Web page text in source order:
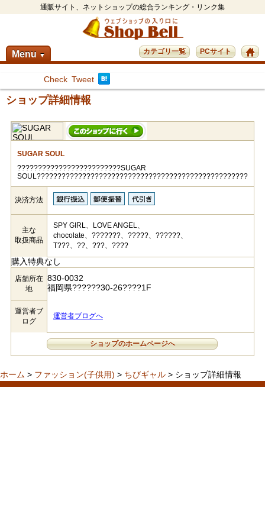
通販サイト、ネットショップの総合ランキング・リンク集
Menu ▼ PCサイト
カテゴリ一覧
Check Tweet
ショップ詳細情報
SUGAR SOUL
?????????????????????????SUGAR
SOUL???????????????????????????????????????????????????
決済方法
主な
取扱商品
SPY GIRL、LOVE ANGEL、
chocolate、???????、?????、??????、
T???、??、???、????
購入特典なし
店舗所在
地
830-0032
福岡県??????30-26????1F
運営者ブ
ログ
運営者ブログへ
ショップのホームページへ
ホーム > ファッション(子供用) > ちびギャル > ショップ詳細情報